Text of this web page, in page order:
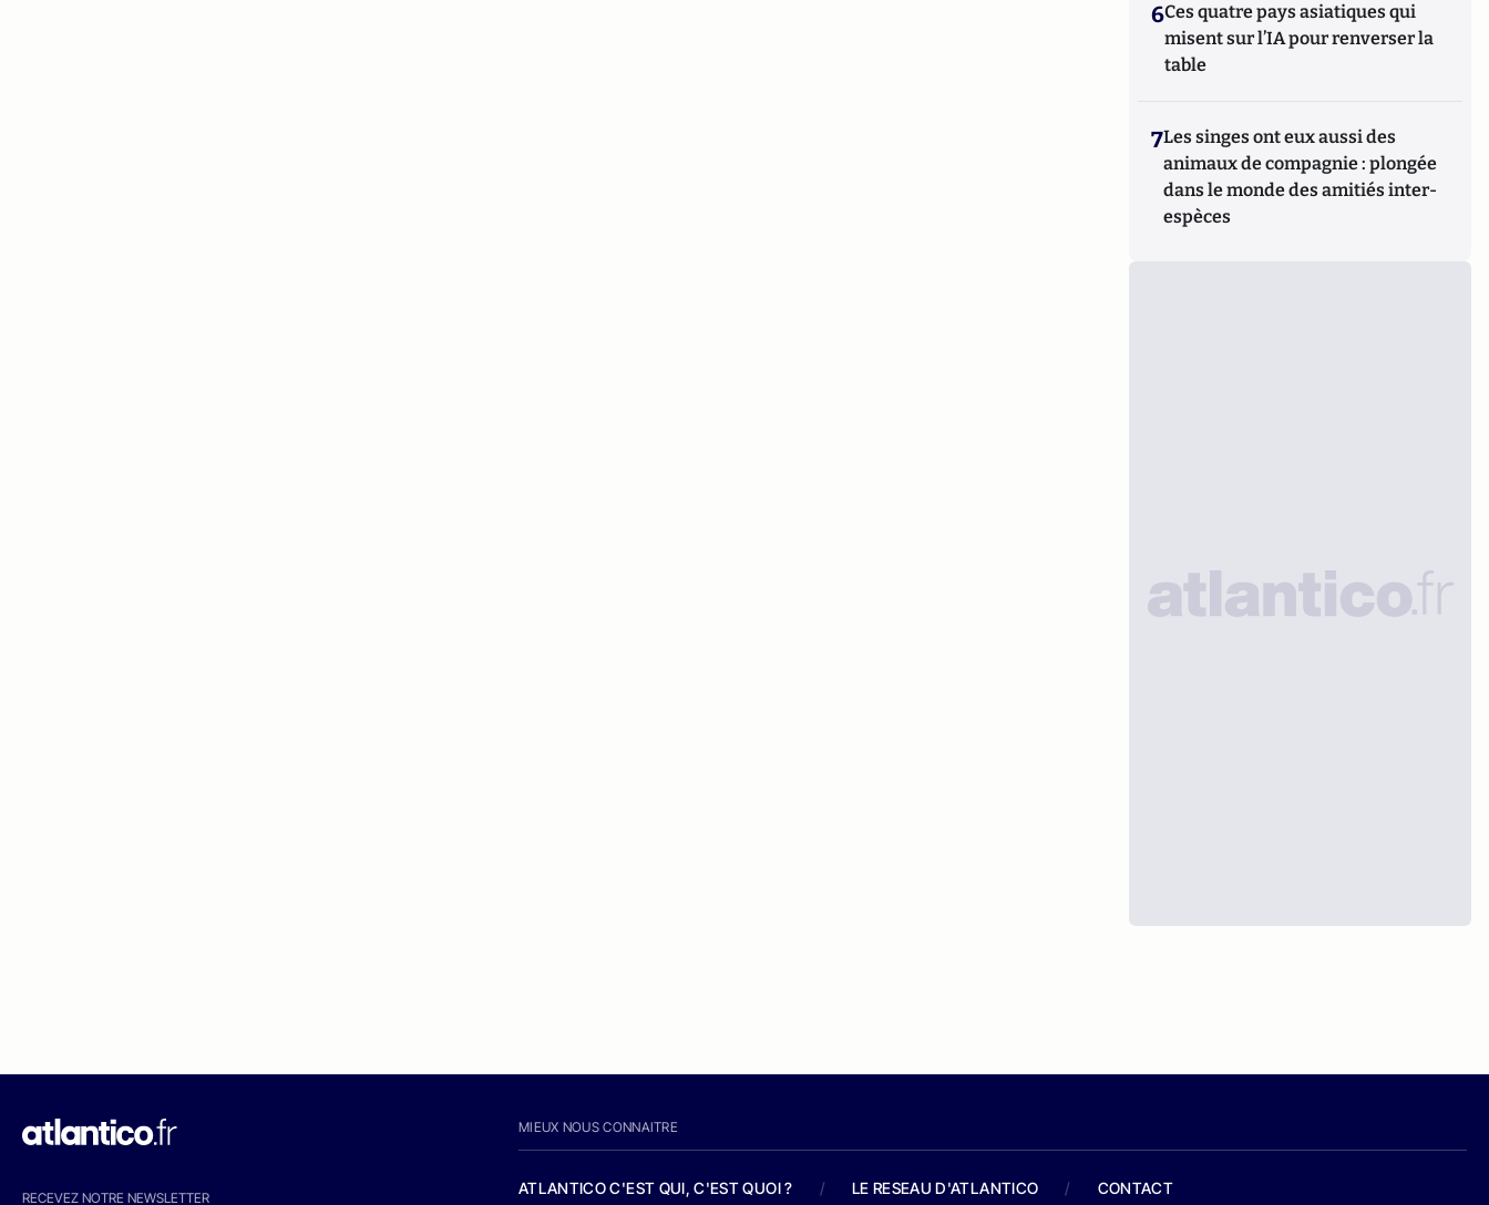
6Ces quatre pays asiatiques qui
misent sur l’IA pour renverser la
table
7Les singes ont eux aussi des
animaux de compagnie : plongée
dans le monde des amitiés inter-
espèces
RECEVEZ NOTRE NEWSLETTER
MIEUX NOUS CONNAITRE
ATLANTICO C'EST QUI, C'EST QUOI ? / LE RESEAU D'ATLANTICO / CONTACT